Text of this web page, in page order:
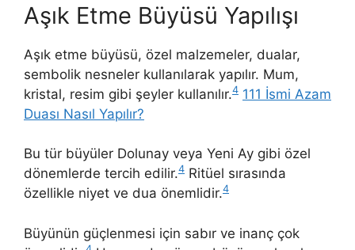
Aşık Etme Büyüsü Yapılışı
Aşık etme büyüsü, özel malzemeler, dualar,
sembolik nesneler kullanılarak yapılır. Mum,
kristal, resim gibi şeyler kullanılır.4 111 İsmi Azam
Duası Nasıl Yapılır?
Bu tür büyüler Dolunay veya Yeni Ay gibi özel
dönemlerde tercih edilir.4 Ritüel sırasında
özellikle niyet ve dua önemlidir.4
Büyünün güçlenmesi için sabır ve inanç çok